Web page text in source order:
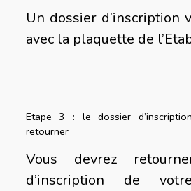
Un dossier d’inscription
avec la plaquette de
Etape 3 : le dossier
retourner
Vous devrez
d’inscription de